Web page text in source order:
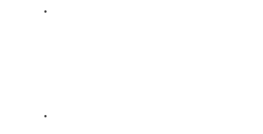
・
・